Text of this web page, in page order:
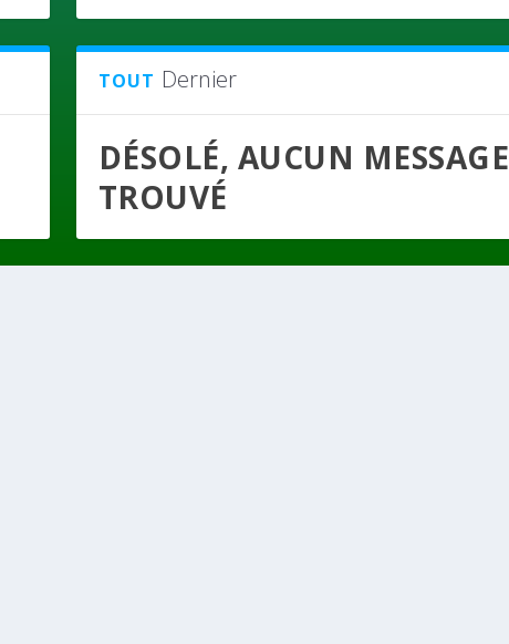
TOUT Dernier
DÉSOLÉ, AUCUN MESSAGE
TROUVÉ